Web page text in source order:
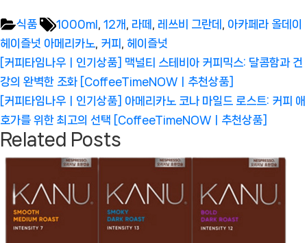
식품 Tags:
1000ml 12개 라떼 레쓰비 그란데
아카페라 올데이
헤이즐넛 아메리카노 커피 헤이즐넛
글
탐
색
Previous
Post:
[커피타임나우ㅣ인기상품] 맥널티 스테비아 커피믹스: 달콤함과 건
강의 완벽한 조화 [CoffeeTimeNOWㅣ추천상품]
Next
Post:
[커피타임나우ㅣ인기상품] 아메리카노 코나 마일드 로스트: 커피 애
호가를 위한 최고의 선택 [CoffeeTimeNOWㅣ추천상품]
Related Posts